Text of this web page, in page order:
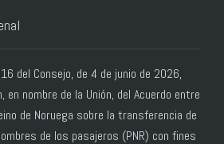
del Consejo, de 4 de junio de 2026,
en nombre de la Unión, del Acuerdo entre
de Noruega sobre la transferencia de
de los pasajeros (PNR) con fines